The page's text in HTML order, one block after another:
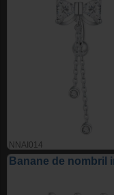
NNAI014
Banane de nombril